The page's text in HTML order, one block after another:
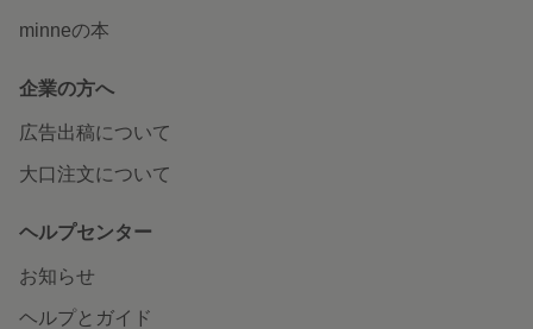
minneの本
企業の方へ
広告出稿について
大口注文について
ヘルプセンター
お知らせ
ヘルプとガイド